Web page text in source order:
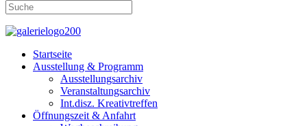
Startseite
Ausstellung & Programm
Ausstellungsarchiv
Veranstaltungsarchiv
Int.disz. Kreativtreffen
Öffnungszeit & Anfahrt